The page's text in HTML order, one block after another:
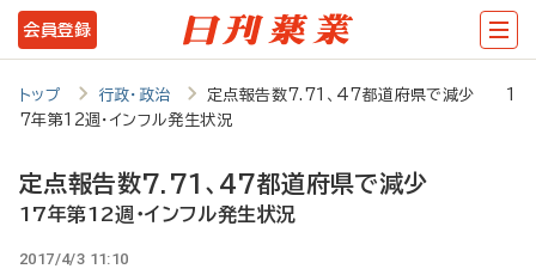
メ
イ
テ
会員登録
トップ 行政・政治
定点報告数7.71、47都道府県で減少 1
7年第12週・インフル発生状況
定点報告数7.71、47都道府県で減少
17年第12週・インフル発生状況
2017/4/3 11:10